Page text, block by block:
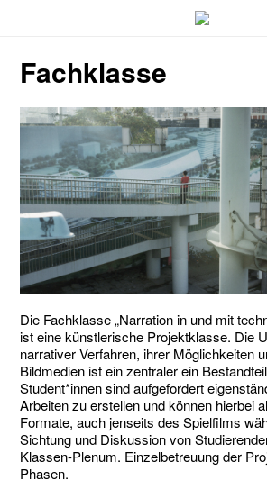
Fachklasse
Die Fachklasse „Narration in und mit
ist eine künstlerische Projektklasse. Die
narrativer Verfahren, ihrer Möglichkeiten
Bildmedien ist ein zentraler ein
Student*innen sind aufgefordert
Arbeiten zu erstellen und können hierbei
Formate, auch jenseits des Spielfilms
Sichtung und Diskussion von
Klassen-Plenum. Einzelbetreuung der
Phasen.